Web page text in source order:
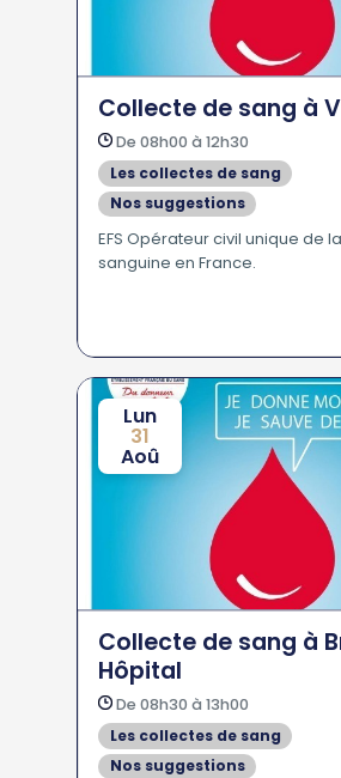
Collecte de sang à
De 08h00 à 12h30
Les collectes de sang
Nos suggestions
EFS Opérateur civil unique de
sanguine en France.
Lun
31
Aoû
Collecte de sang à
Hôpital
De 08h30 à 13h00
Les collectes de sang
Nos suggestions